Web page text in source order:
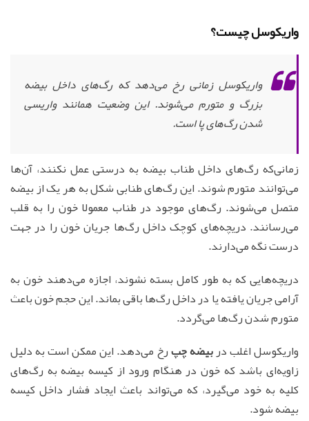
واریکوسل چیست؟
واریکوسل زمانی رخ می‌دهد که رگ‌های داخل بیضه
بزرگ و متورم می‌شوند. این وضعیت همانند واریسی
شدن رگ‌های پا است.
زمانی‌که رگ‌های داخل طناب بیضه به درستی عمل نکنند، آن‌ها
می‌توانند متورم شوند. این رگ‌های طنابی شکل به هر یک از بیضه
متصل می‌شوند. رگ‌های موجود در طناب معمولا خون را به قلب
می‌رسانند. دریچه‌های کوچک داخل رگ‌ها جریان خون را در جهت
درست نگه می‌دارند.
دریچه‌هایی که به طور کامل بسته نشوند، اجازه می‌دهند خون به
آرامی جریان یافته یا در داخل رگ‌ها باقی بماند. این حجم خون باعث
متورم شدن رگ‌ها می‌گردد.
واریکوسل اغلب دربیضه چپرخ می‌دهد. این ممکن است به دلیل
زاویه‌ای باشد که خون در هنگام ورود از کیسه بیضه به رگ‌های
کلیه به خود می‌گیرد، که می‌تواند باعث ایجاد فشار داخل کیسه
بیضه شود.